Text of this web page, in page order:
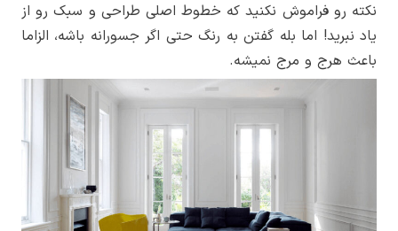
نکته رو فراموش نکنید که خطوط اصلی طراحی و سبک رو از
یاد نبرید! اما بله گفتن به رنگ حتی اگر جسورانه باشه، الزاما
باعث هرج و مرج نمیشه.